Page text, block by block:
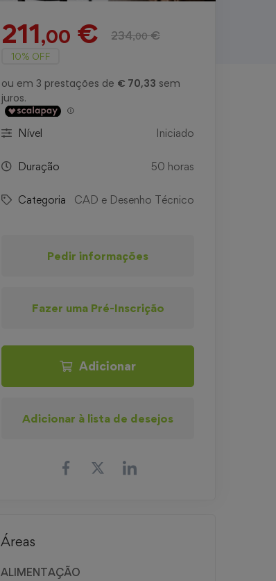
211,00 € 234,00 €
10% OFF
Nível Iniciado
Duração 50 horas
Categoria CAD e Desenho Técnico
Pedir informações
Fazer uma Pré-Inscrição
Adicionar
Adicionar à lista de desejos
Áreas
ALIMENTAÇÃO